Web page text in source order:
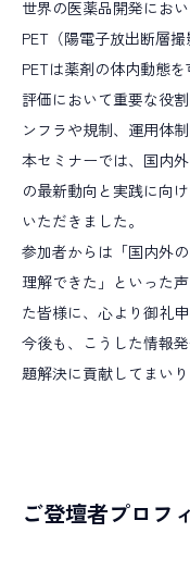
キャリアアップ
職種で選ぶ
臨床開発モニター
プロジェクトマネジ
事業開発
世界の医薬品開発にお
PET（陽電子放出断層
PETは薬剤の体内動態
評価において重要な役
ンフラや規制、運用体
本セミナーでは、国内
の最新動向と実践に向
いただきました。
参加者からは「国内外
理解できた」といった
た皆様に、心より御礼申
今後も、こうした情報
題解決に貢献してまいり
ご登壇者プロフ